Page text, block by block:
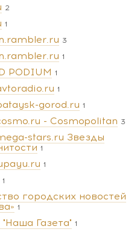
2
1
3
1
PODIUM 1
1
gorod.ru 1
- Cosmopolitan 3
stars.ru Звезды
1
1
1
городских новостей
1
"Наша Газета" 1